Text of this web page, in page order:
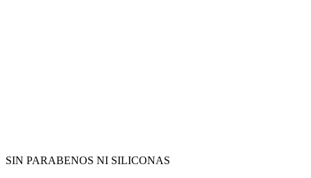
SIN PARABENOS NI SILICONAS